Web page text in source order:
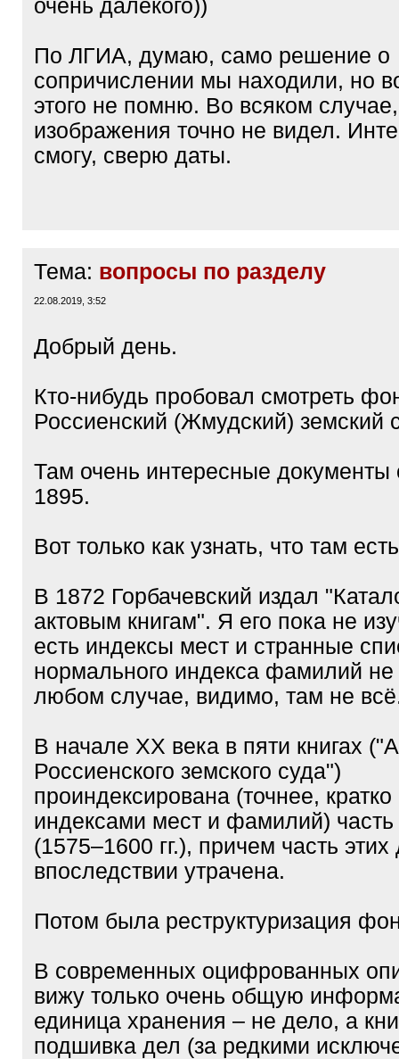
очень далекого))
По ЛГИА, думаю, само решение о
сопричислении мы находили, но
этого не помню. Во всяком случае,
изображения точно не видел.
смогу, сверю даты.
Тема: вопросы по разделу
22.08.2019, 3:52
Добрый день.
Кто-нибудь пробовал смотреть
Россиенский (Жмудский) земский
Там очень интересные документы
1895.
Вот только как узнать, что там
В 1872 Горбачевский издал
актовым книгам". Я его пока не
есть индексы мест и странные
нормального индекса фамилий
любом случае, видимо, там не
В начале XX века в пяти книгах
Россиенского земского суда")
проиндексирована (точнее,
индексами мест и фамилий) часть
(1575–1600 гг.), причем часть
впоследствии утрачена.
Потом была реструктуризация
В современных оцифрованных
вижу только очень общую
единица хранения – не дело, а
подшивка дел (за редкими